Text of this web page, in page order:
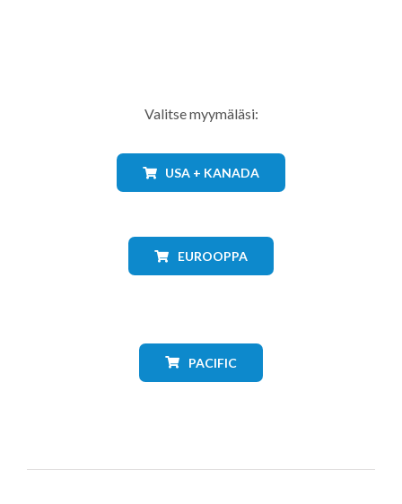
Valitse myymäläsi:
USA + KANADA
EUROOPPA
PACIFIC